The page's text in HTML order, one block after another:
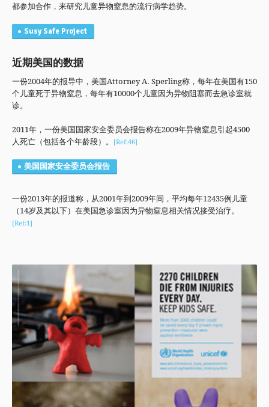
都参加合作，来研究儿童异物窒息的流行病学趋势。
Susy Safe Project
近期美国的数据
一份2004年的报导中，美国Attorney A. Sperling称，每年在美国有150
个儿童死于异物窒息，每年有10000个儿童因为异物阻塞而去急诊室就
诊。
2011年，一份美国国家安全委员会报告称在2009年异物窒息引起4500
人死亡（包括各个年龄段）。
[Ref:46]
美国国家安全委员会报告
一份2013年的报道称，从2001年到2009年间，平均每年12435例儿童
（14岁及其以下）在美国急诊室因为异物窒息相关情况接受治疗。
[Ref:1]